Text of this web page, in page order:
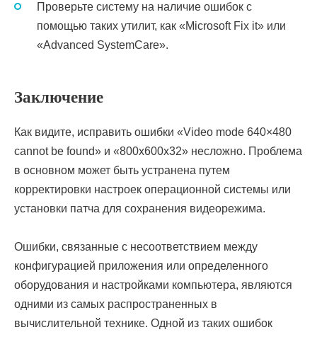
Проверьте систему на наличие ошибок с
помощью таких утилит, как «Microsoft Fix it» или
«Advanced SystemCare».
Заключение
Как видите, исправить ошибки «Video mode 640×480
cannot be found» и «800x600x32» несложно. Проблема
в основном может быть устранена путем
корректировки настроек операционной системы или
установки патча для сохранения видеорежима.
Ошибки, связанные с несоответствием между
конфигурацией приложения или определенного
оборудования и настройками компьютера, являются
одними из самых распространенных в
вычислительной технике. Одной из таких ошибок